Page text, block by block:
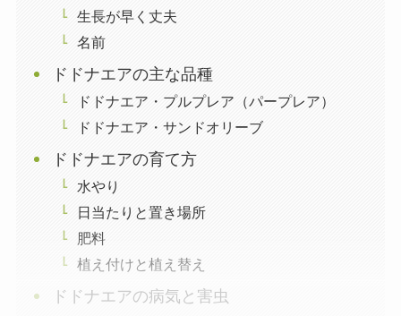
生長が早く丈夫
名前
ドドナエアの主な品種
ドドナエア・プルプレア（パープレア）
ドドナエア・サンドオリーブ
ドドナエアの育て方
水やり
日当たりと置き場所
肥料
植え付けと植え替え
ドドナエアの病気と害虫